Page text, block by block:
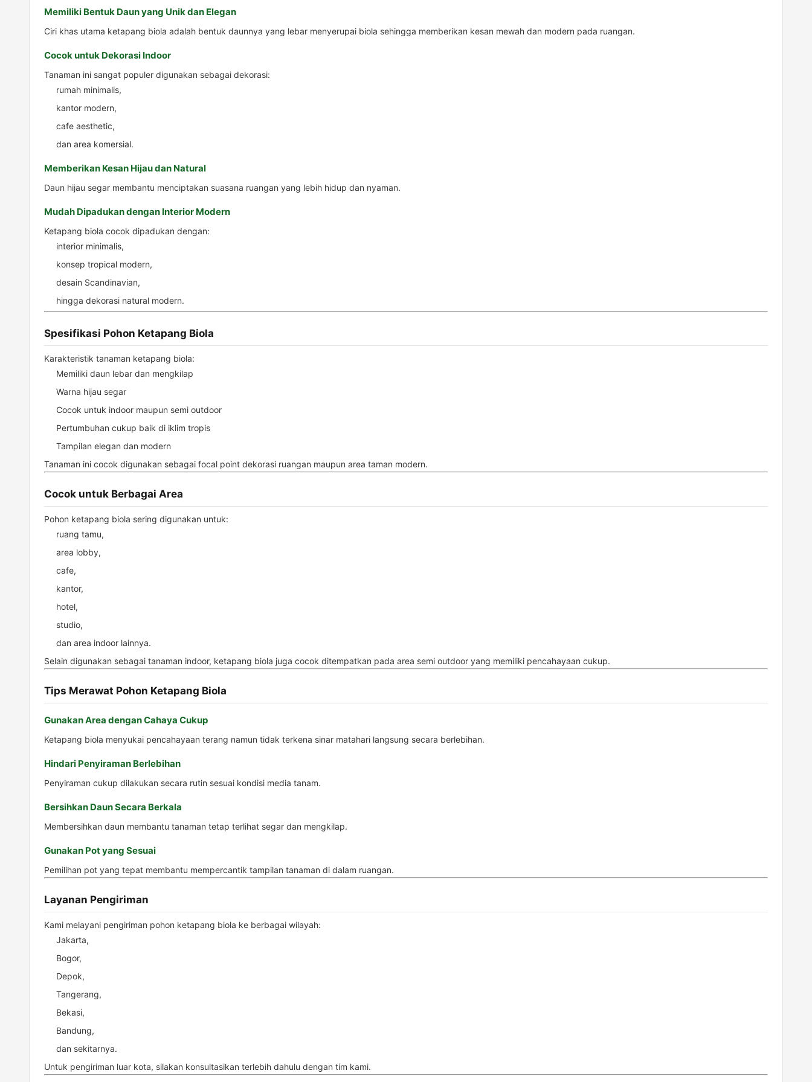
Memiliki Bentuk Daun yang Unik dan Elegan
Ciri khas utama ketapang biola adalah bentuk daunnya yang lebar menyerupai biola sehingga memberikan kesan mewah dan modern pada ruangan.
Cocok untuk Dekorasi Indoor
Tanaman ini sangat populer digunakan sebagai dekorasi:
rumah minimalis,
kantor modern,
cafe aesthetic,
dan area komersial.
Memberikan Kesan Hijau dan Natural
Daun hijau segar membantu menciptakan suasana ruangan yang lebih hidup dan nyaman.
Mudah Dipadukan dengan Interior Modern
Ketapang biola cocok dipadukan dengan:
interior minimalis,
konsep tropical modern,
desain Scandinavian,
hingga dekorasi natural modern.
Spesifikasi Pohon Ketapang Biola
Karakteristik tanaman ketapang biola:
Memiliki daun lebar dan mengkilap
Warna hijau segar
Cocok untuk indoor maupun semi outdoor
Pertumbuhan cukup baik di iklim tropis
Tampilan elegan dan modern
Tanaman ini cocok digunakan sebagai focal point dekorasi ruangan maupun area taman modern.
Cocok untuk Berbagai Area
Pohon ketapang biola sering digunakan untuk:
ruang tamu,
area lobby,
cafe,
kantor,
hotel,
studio,
dan area indoor lainnya.
Selain digunakan sebagai tanaman indoor, ketapang biola juga cocok ditempatkan pada area semi outdoor yang memiliki pencahayaan cukup.
Tips Merawat Pohon Ketapang Biola
Gunakan Area dengan Cahaya Cukup
Ketapang biola menyukai pencahayaan terang namun tidak terkena sinar matahari langsung secara berlebihan.
Hindari Penyiraman Berlebihan
Penyiraman cukup dilakukan secara rutin sesuai kondisi media tanam.
Bersihkan Daun Secara Berkala
Membersihkan daun membantu tanaman tetap terlihat segar dan mengkilap.
Gunakan Pot yang Sesuai
Pemilihan pot yang tepat membantu mempercantik tampilan tanaman di dalam ruangan.
Layanan Pengiriman
Kami melayani pengiriman pohon ketapang biola ke berbagai wilayah:
Jakarta,
Bogor,
Depok,
Tangerang,
Bekasi,
Bandung,
dan sekitarnya.
Untuk pengiriman luar kota, silakan konsultasikan terlebih dahulu dengan tim kami.